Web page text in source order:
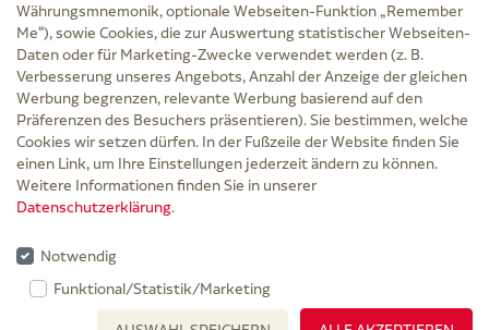
Cookie-Einstellungen
Datenschutz
Erklärung zur Barrierefreiheit
Widerruf
Impressum
Zu Risiken und Nebenwirkungen lesen Sie die Packungsbeilage und fragen Sie
Ihre Ärztin, Ihren Arzt oder in der Apotheke.
entfallen für Lieferungen innerhalb Deutschlands die Versandkosten.
Rabattgutscheine werden nicht auf die Versandkostenfreigrenze angerechnet,
gelten nicht für verschreibungspflichtige Medikamente und können nicht mit
Währungsmnemonik, optionale Webseiten-Funktion „Remember
Me“), sowie Cookies, die zur Auswertung statistischer Webseiten-
Daten oder für Marketing-Zwecke verwendet werden (z. B.
Verbesserung unseres Angebots, Anzahl der Anzeige der gleichen
Werbung begrenzen, relevante Werbung basierend auf den
Präferenzen des Besuchers präsentieren). Sie bestimmen, welche
Cookies wir setzen dürfen. In der Fußzeile der Website finden Sie
einen Link, um Ihre Einstellungen jederzeit ändern zu können.
Weitere Informationen finden Sie in unserer
Datenschutzerklärung.
Notwendig
Funktional/Statistik/Marketing